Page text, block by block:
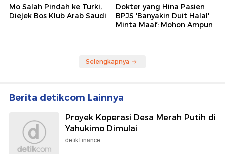
Mo Salah Pindah ke Turki,
Diejek Bos Klub Arab Saudi
Dokter yang Hina Pasien
BPJS 'Banyakin Duit Halal'
Minta Maaf: Mohon Ampun
Selengkapnya
Berita detikcom Lainnya
Proyek Koperasi Desa Merah Putih di
Yahukimo Dimulai
detikFinance